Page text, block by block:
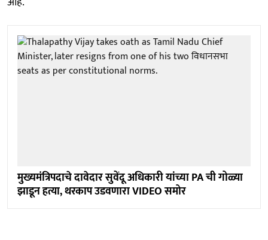
मुख्यमंत्रिपदाचे दावेदार सुवेंदू अधिकारी यांच्या PA ची गोळ्या
झाडून हत्या, थरकाप उडवणारा VIDEO समोर